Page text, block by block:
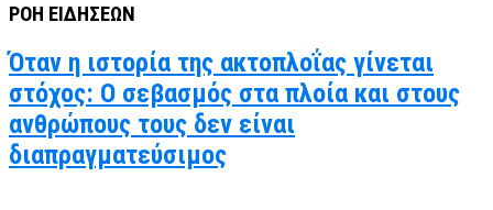
ΡΟΗ ΕΙΔΗΣΕΩΝ
Όταν η ιστορία της ακτοπλοΐας γίνεται
στόχος: Ο σεβασμός στα πλοία και στους
ανθρώπους τους δεν είναι
διαπραγματεύσιμος